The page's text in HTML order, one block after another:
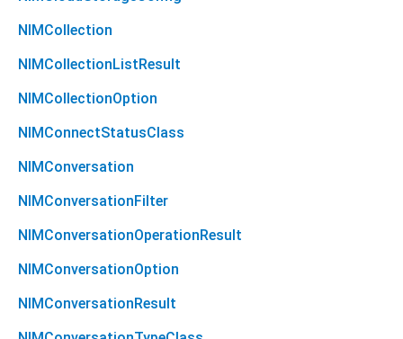
NIMCollection
NIMCollectionListResult
NIMCollectionOption
NIMConnectStatusClass
NIMConversation
NIMConversationFilter
NIMConversationOperationResult
NIMConversationOption
NIMConversationResult